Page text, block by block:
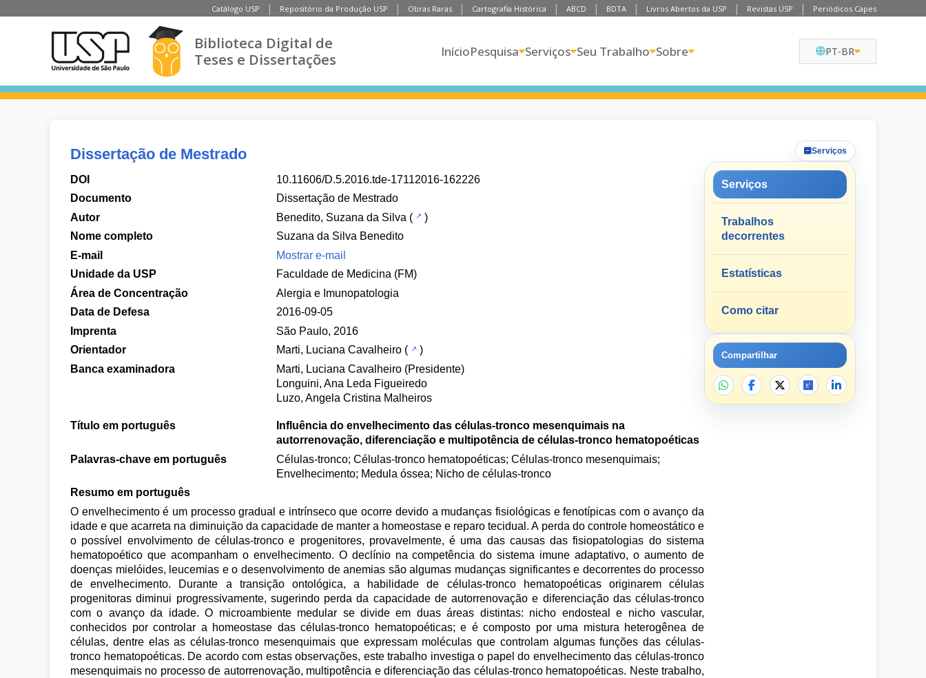
Catálogo USP Repositório da Produção USP Obras Raras Cartografia Histórica ABCD BDTA Livros Abertos da USP Revistas USP Periódicos Capes
Biblioteca Digital de
Teses e Dissertações
InícioPesquisa Serviços Seu Trabalho Sobre PT-BR
Dissertação de Mestrado
DOI
10.11606/D.5.2016.tde-17112016-162226
Documento
Dissertação de Mestrado
Autor
Benedito, Suzana da Silva (
)
Nome completo
Suzana da Silva Benedito
E-mail
Mostrar e-mail
Unidade da USP
Faculdade de Medicina (FM)
Área de Concentração
Alergia e Imunopatologia
Data de Defesa
2016-09-05
Imprenta
São Paulo, 2016
Orientador
Marti, Luciana Cavalheiro (
)
Banca examinadora
Marti, Luciana Cavalheiro (Presidente)
Longuini, Ana Leda Figueiredo
Luzo, Angela Cristina Malheiros
Título em português
Influência do envelhecimento das células-tronco mesenquimais na
autorrenovação, diferenciação e multipotência de células-tronco hematopoéticas
Palavras-chave em português
Células-tronco; Células-tronco hematopoéticas; Células-tronco mesenquimais;
Envelhecimento; Medula óssea; Nicho de células-tronco
Resumo em português
O envelhecimento é um processo gradual e intrínseco que ocorre devido a mudanças fisiológicas e fenotípicas com o avanço da
idade e que acarreta na diminuição da capacidade de manter a homeostase e reparo tecidual. A perda do controle homeostático e
o possível envolvimento de células-tronco e progenitores, provavelmente, é uma das causas das fisiopatologias do sistema
hematopoético que acompanham o envelhecimento. O declínio na competência do sistema imune adaptativo, o aumento de
doenças mielóides, leucemias e o desenvolvimento de anemias são algumas mudanças significantes e decorrentes do processo
de envelhecimento. Durante a transição ontológica, a habilidade de células-tronco hematopoéticas originarem células
progenitoras diminui progressivamente, sugerindo perda da capacidade de autorrenovação e diferenciação das células-tronco
com o avanço da idade. O microambiente medular se divide em duas áreas distintas: nicho endosteal e nicho vascular,
conhecidos por controlar a homeostase das células-tronco hematopoéticas; e é composto por uma mistura heterogênea de
células, dentre elas as células-tronco mesenquimais que expressam moléculas que controlam algumas funções das células-
tronco hematopoéticas. De acordo com estas observações, este trabalho investiga o papel do envelhecimento das células-tronco
mesenquimais no processo de autorrenovação, multipotência e diferenciação das células-tronco hematopoéticas. Neste trabalho,
Serviços
Serviços
Trabalhos
decorrentes
Estatísticas
Como citar
Compartilhar